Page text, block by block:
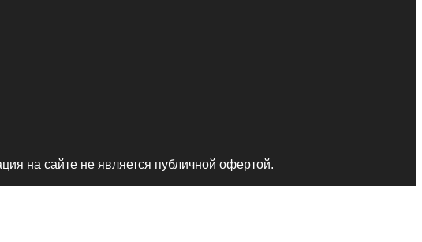
на сайте не является публичной офертой.